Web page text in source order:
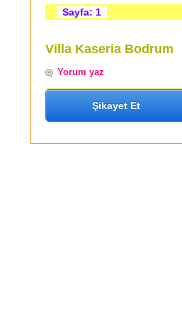
Sayfa: 1
Villa Kaseria Bodrum
Yorum yaz
Şikayet Et